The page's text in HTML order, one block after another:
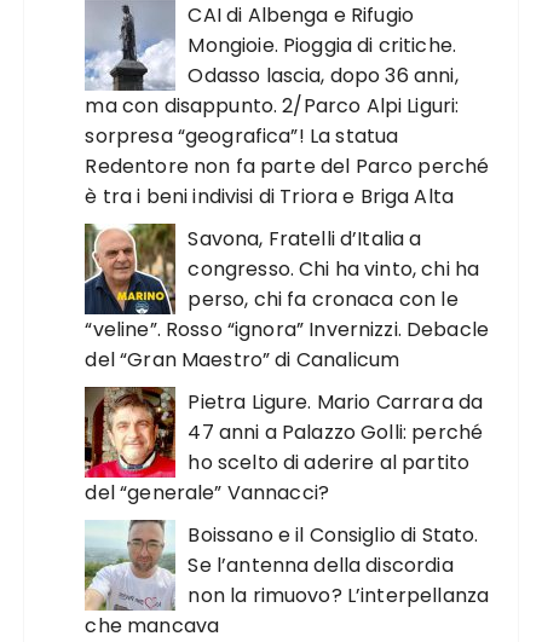
CAI di Albenga e Rifugio
Mongioie. Pioggia di critiche.
Odasso lascia, dopo 36 anni,
ma con disappunto. 2/Parco Alpi Liguri:
sorpresa “geografica”! La statua
Redentore non fa parte del Parco perché
è tra i beni indivisi di Triora e Briga Alta
Savona, Fratelli d’Italia a
congresso. Chi ha vinto, chi ha
perso, chi fa cronaca con le
“veline”. Rosso “ignora” Invernizzi. Debacle
del “Gran Maestro” di Canalicum
Pietra Ligure. Mario Carrara da
47 anni a Palazzo Golli: perché
ho scelto di aderire al partito
del “generale” Vannacci?
Boissano e il Consiglio di Stato.
Se l’antenna della discordia
non la rimuovo? L’interpellanza
che mancava